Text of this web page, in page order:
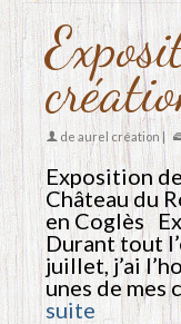
de aurel création |
Exposition
Château du
en Coglès
Durant tout
juillet, j’ai
unes de mes
suite